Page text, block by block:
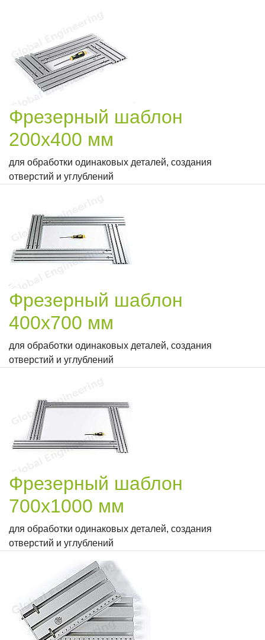
Фрезерный шаблон
200х400 мм
для обработки одинаковых деталей, создания
отверстий и углублений
Фрезерный шаблон
400х700 мм
для обработки одинаковых деталей, создания
отверстий и углублений
Фрезерный шаблон
700х1000 мм
для обработки одинаковых деталей, создания
отверстий и углублений